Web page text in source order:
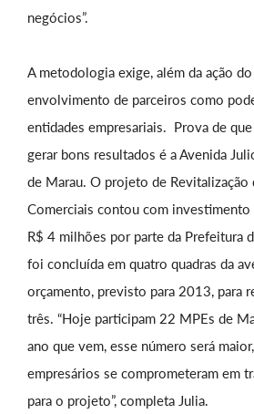
negócios”.
A metodologia exige, além da ação do
envolvimento de parceiros como
entidades empresariais. Prova de
gerar bons resultados é a Avenida
de Marau. O projeto de Revitalização
Comerciais contou com investimento
R$ 4 milhões por parte da Prefeitura
foi concluída em quatro quadras da
orçamento, previsto para 2013, para
três. “Hoje participam 22 MPEs de
ano que vem, esse número será
empresários se comprometeram em
para o projeto”, completa Julia.